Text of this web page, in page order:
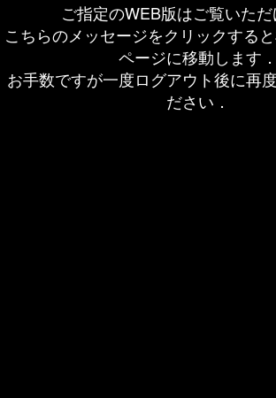
ご指定のWEB版はご覧いた
こちらのメッセージをクリックする
ページに移動します．
お手数ですが一度ログアウト後に再
ださい．